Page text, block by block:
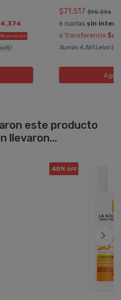
EXTRA OFF
!
$71.517 $95.356
6 cuotas sin
ó Transferencia
Sumás 4.361 Leloir$
este producto
llevaron...
40% OFF